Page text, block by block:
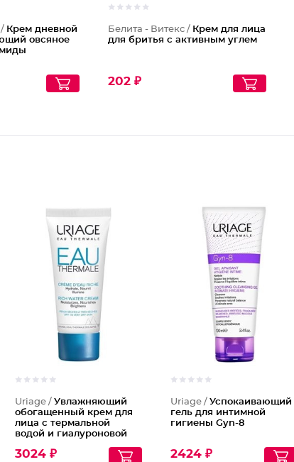
/ Крем дневной
овсяное
Белита - Витекс / Крем для лица
для бритья с активным углем
202 ₽
Uriage / Увлажняющий
обогащенный крем для
лица с термальной
водой и гиалуроновой
Rich Water Cream
3024 ₽
Uriage / Успокаивающий
гель для интимной
гигиены Gyn-8
2424 ₽